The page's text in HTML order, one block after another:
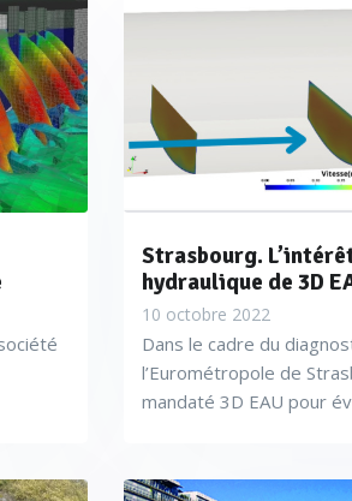
de recherche ICUBE (ENGEES,
3D Eau se spécialise depuis
et l’instrumentation des
en hydraulique qu’elle propose
en plus des méthodes
chute ou le colmatage répété d’un
faire au service de
en vertu de l’arrêté du 21 juillet
hauteur d’eau sans contact et une
de risques d’accidents).
Strasbourg.
hydraulique de 3D
10 octobre 2022
Dans le cadre du
l’Eurométropole de
mandaté 3D EAU pour